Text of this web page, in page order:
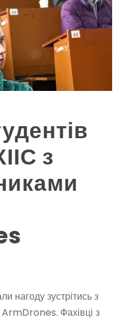
з
нагоду зустрітись з
ArmDrones. Фахівці з